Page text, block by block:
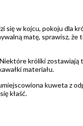
się w kojcu, pokoju dla
matę, sprawisz,
króliki
materiału.
kuweta z
kłaść.